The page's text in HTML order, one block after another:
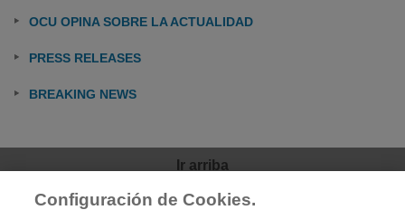
OCU OPINA SOBRE LA ACTUALIDAD
PRESS RELEASES
BREAKING NEWS
Ir arriba
OCUConfiguración de Cookies.